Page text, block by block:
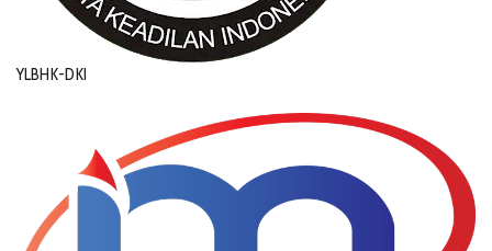
YLBHK-DKI